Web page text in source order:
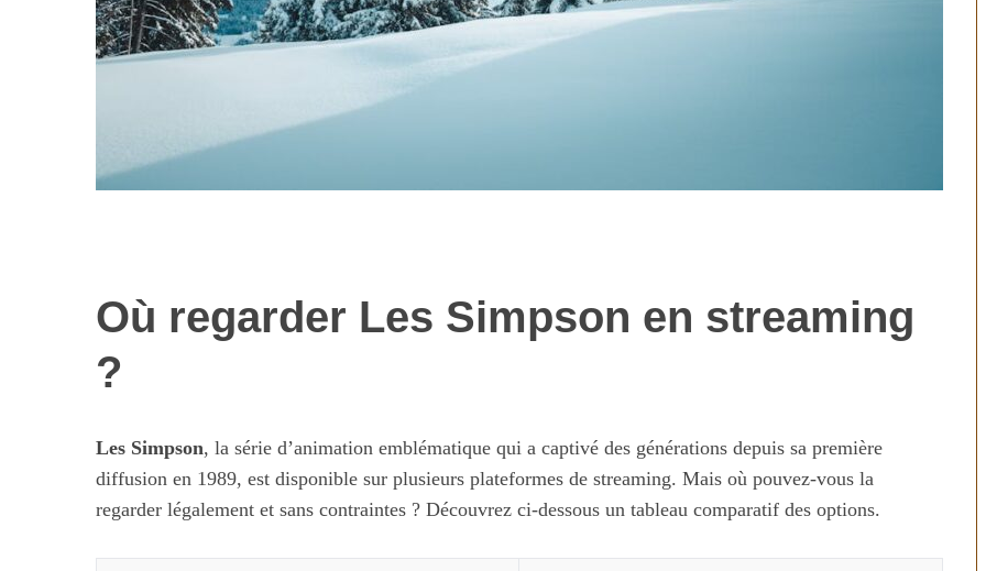
Où regarder Les Simpson en streaming
?
Les Simpson, la série d’animation emblématique qui a captivé des générations depuis sa première
diffusion en 1989, est disponible sur plusieurs plateformes de streaming. Mais où pouvez-vous la
regarder légalement et sans contraintes ? Découvrez ci-dessous un tableau comparatif des options.
Les nouvelles technologies
alimentaires : révolution ou
Aliments ultra-transformés
2026 : les vrais risques pour